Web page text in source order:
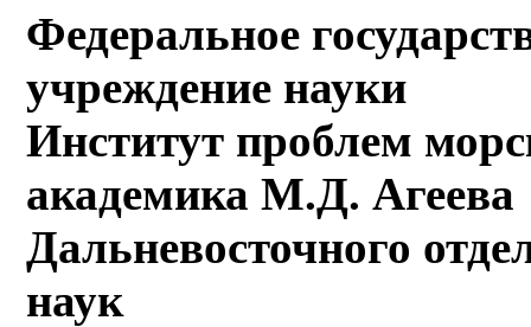
Федеральное
учреждение науки
Институт проблем
академика М.Д. Агеева
Дальневосточного
наук